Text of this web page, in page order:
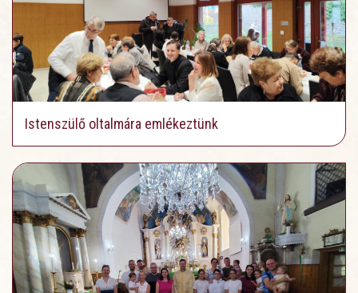
Istenszülő oltalmára emlékeztünk